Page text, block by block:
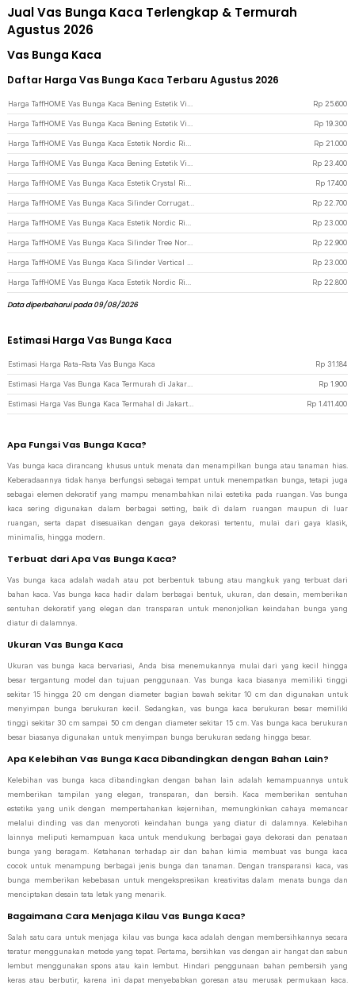
Jual Vas Bunga Kaca Terlengkap & Termurah
Agustus 2026
Vas Bunga Kaca
Daftar Harga Vas Bunga Kaca Terbaru Agustus 2026
Rp 25.600
Rp 19.300
Rp 21.000
Rp 23.400
Rp 17.400
Rp 22.700
Rp 23.000
Rp 22.900
Rp 23.000
Rp 22.800
Data diperbaharui pada 09/08/2026
Estimasi Harga Vas Bunga Kaca
Estimasi Harga Rata-Rata Vas Bunga Kaca Rp 31.184
Rp 1.900
Rp 1.411.400
Apa Fungsi Vas Bunga Kaca?
Vas bunga kaca dirancang khusus untuk menata dan menampilkan bunga atau tanaman hias.
Keberadaannya tidak hanya berfungsi sebagai tempat untuk menempatkan bunga, tetapi juga
sebagai elemen dekoratif yang mampu menambahkan nilai estetika pada ruangan. Vas bunga
kaca sering digunakan dalam berbagai setting, baik di dalam ruangan maupun di luar
ruangan, serta dapat disesuaikan dengan gaya dekorasi tertentu, mulai dari gaya klasik,
minimalis, hingga modern.
Terbuat dari Apa Vas Bunga Kaca?
Vas bunga kaca adalah wadah atau pot berbentuk tabung atau mangkuk yang terbuat dari
bahan kaca. Vas bunga kaca hadir dalam berbagai bentuk, ukuran, dan desain, memberikan
sentuhan dekoratif yang elegan dan transparan untuk menonjolkan keindahan bunga yang
diatur di dalamnya.
Ukuran Vas Bunga Kaca
Ukuran vas bunga kaca bervariasi, Anda bisa menemukannya mulai dari yang kecil hingga
besar tergantung model dan tujuan penggunaan. Vas bunga kaca biasanya memiliki tinggi
sekitar 15 hingga 20 cm dengan diameter bagian bawah sekitar 10 cm dan digunakan untuk
menyimpan bunga berukuran kecil. Sedangkan, vas bunga kaca berukuran besar memiliki
tinggi sekitar 30 cm sampai 50 cm dengan diameter sekitar 15 cm. Vas bunga kaca berukuran
besar biasanya digunakan untuk menyimpan bunga berukuran sedang hingga besar.
Apa Kelebihan Vas Bunga Kaca Dibandingkan dengan Bahan Lain?
Kelebihan vas bunga kaca dibandingkan dengan bahan lain adalah kemampuannya untuk
memberikan tampilan yang elegan, transparan, dan bersih. Kaca memberikan sentuhan
estetika yang unik dengan mempertahankan kejernihan, memungkinkan cahaya memancar
melalui dinding vas dan menyoroti keindahan bunga yang diatur di dalamnya. Kelebihan
lainnya meliputi kemampuan kaca untuk mendukung berbagai gaya dekorasi dan penataan
bunga yang beragam. Ketahanan terhadap air dan bahan kimia membuat vas bunga kaca
cocok untuk menampung berbagai jenis bunga dan tanaman. Dengan transparansi kaca, vas
bunga memberikan kebebasan untuk mengekspresikan kreativitas dalam menata bunga dan
menciptakan desain tata letak yang menarik.
Bagaimana Cara Menjaga Kilau Vas Bunga Kaca?
Salah satu cara untuk menjaga kilau vas bunga kaca adalah dengan membersihkannya secara
teratur menggunakan metode yang tepat. Pertama, bersihkan vas dengan air hangat dan sabun
lembut menggunakan spons atau kain lembut. Hindari penggunaan bahan pembersih yang
keras atau berbutir, karena ini dapat menyebabkan goresan atau merusak permukaan kaca.